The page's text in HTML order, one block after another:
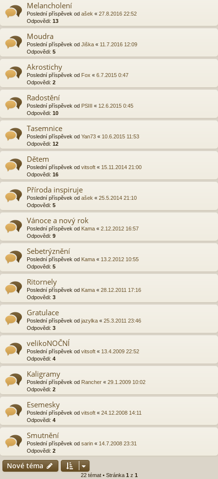
Melancholení
Poslední příspěvek od ašek « 27.8.2016 22:52
Odpovědi: 13
Moudra
Poslední příspěvek od Jiška « 11.7.2016 12:09
Odpovědi: 5
Akrostichy
Poslední příspěvek od Fox « 6.7.2015 0:47
Odpovědi: 2
Radostění
Poslední příspěvek od PSIII « 12.6.2015 0:45
Odpovědi: 10
Tasemnice
Poslední příspěvek od Yan73 « 10.6.2015 11:53
Odpovědi: 12
Dětem
Poslední příspěvek od vitsoft « 15.11.2014 21:00
Odpovědi: 16
Příroda inspiruje
Poslední příspěvek od ašek « 25.5.2014 21:10
Odpovědi: 5
Vánoce a nový rok
Poslední příspěvek od Kama « 2.12.2012 16:57
Odpovědi: 9
Sebetrýznění
Poslední příspěvek od Kama « 13.2.2012 10:55
Odpovědi: 5
Ritornely
Poslední příspěvek od Kama « 28.12.2011 17:16
Odpovědi: 3
Gratulace
Poslední příspěvek od jazylka « 25.3.2011 23:46
Odpovědi: 3
velikoNOČNÍ
Poslední příspěvek od vitsoft « 13.4.2009 22:52
Odpovědi: 4
Kaligramy
Poslední příspěvek od Rancher « 29.1.2009 10:02
Odpovědi: 2
Esemesky
Poslední příspěvek od vitsoft « 24.12.2008 14:11
Odpovědi: 4
Smutnění
Poslední příspěvek od sarin « 14.7.2008 23:31
Odpovědi: 2
Nové téma
22 témat • Stránka 1 z 1